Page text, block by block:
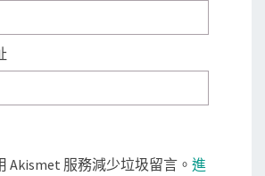
Akismet 服務減少垃圾留言。 進